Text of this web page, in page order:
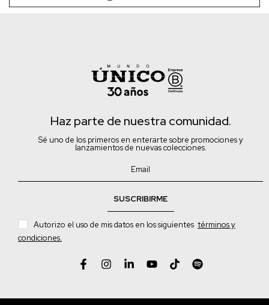
Haz parte de nuestra comunidad.
Sé uno de los primeros en enterarte sobre promociones y
lanzamientos de nuevas colecciones.
SUSCRIBIRME
Autorizo el uso de mis datos en los siguientes términos y
condiciones.